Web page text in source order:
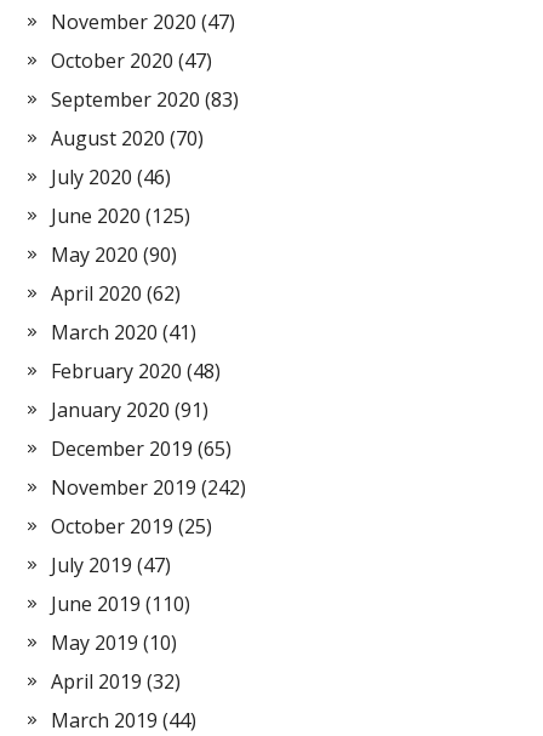
November 2020 (47)
October 2020 (47)
September 2020 (83)
August 2020 (70)
July 2020 (46)
June 2020 (125)
May 2020 (90)
April 2020 (62)
March 2020 (41)
February 2020 (48)
January 2020 (91)
December 2019 (65)
November 2019 (242)
October 2019 (25)
July 2019 (47)
June 2019 (110)
May 2019 (10)
April 2019 (32)
March 2019 (44)